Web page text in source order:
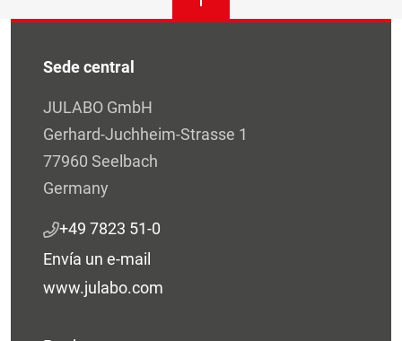
Sede central
JULABO GmbH
Gerhard-Juchheim-Strasse 1
77960 Seelbach
Germany
+49 7823 51-0
Envía un e-mail
www.julabo.com